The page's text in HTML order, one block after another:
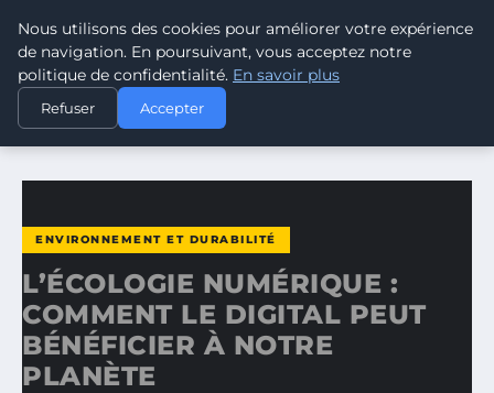
CLIMATE RESPONSE BLOG
ACCUEIL
ENVIRONNEMENT ET DURABILITÉ
L’ÉCOLOGIE NUMÉRIQUE : COMMENT LE DIGITAL PEUT…
ENVIRONNEMENT ET DURABILITÉ
L’ÉCOLOGIE NUMÉRIQUE :
COMMENT LE DIGITAL PEUT
BÉNÉFICIER À NOTRE
PLANÈTE
Nous utilisons des cookies pour améliorer votre expérience
de navigation. En poursuivant, vous acceptez notre
politique de confidentialité. En savoir plus
Refuser Accepter